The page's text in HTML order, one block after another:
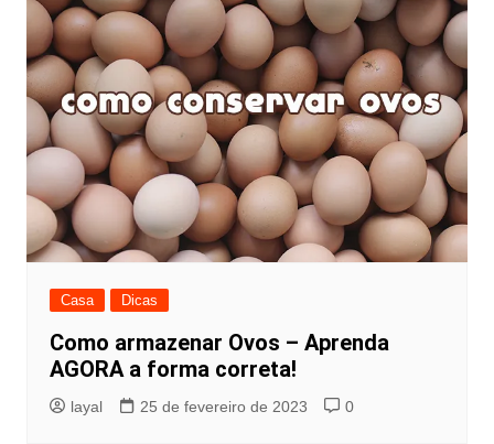
Casa Dicas
Como armazenar Ovos – Aprenda
AGORA a forma correta!
layal 25 de fevereiro de 2023 0